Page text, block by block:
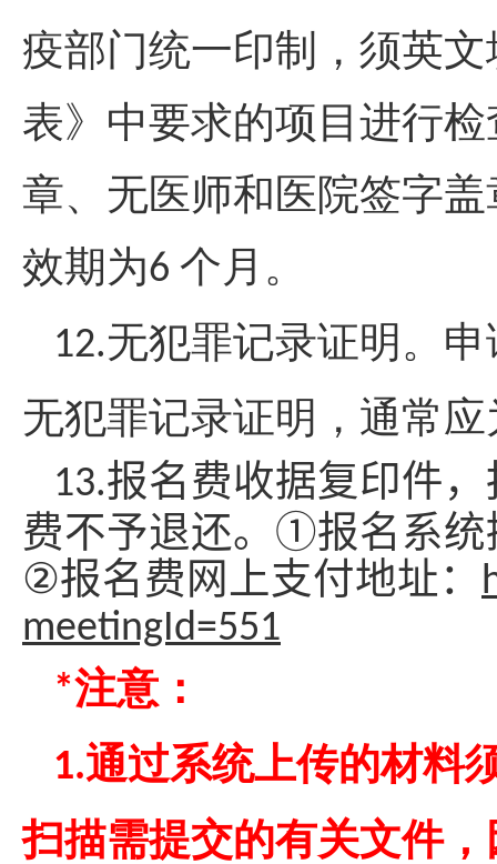
疫部门统一印制，须英
表》中要求的项目进行
章、无医师和医院签字
效期为6 个月。
12.无犯罪记录证明。
无犯罪记录证明，通常
13.报名费收据复印件
费不予退还。 ①报名系
②报名费网上支付地址：
meetingId=551
*注意：
1.通过系统上传的材料
扫描需提交的有关文件